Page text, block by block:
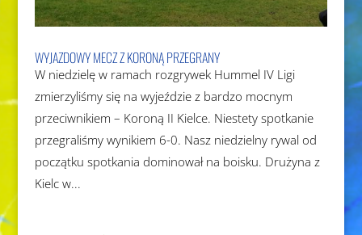
WYJAZDOWY MECZ Z KORONĄ PRZEGRANY
W niedzielę w ramach rozgrywek Hummel IV Ligi
zmierzyliśmy się na wyjeździe z bardzo mocnym
przeciwnikiem – Koroną II Kielce. Niestety spotkanie
przegraliśmy wynikiem 6-0. Nasz niedzielny rywal od
początku spotkania dominował na boisku. Drużyna z
Kielc w...